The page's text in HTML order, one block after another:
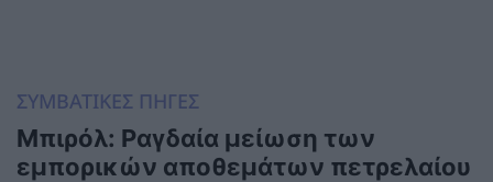
ΣΥΜΒΑΤΙΚΕΣ ΠΗΓΕΣ
Μπιρόλ: Ραγδαία μείωση των
εμπορικών αποθεμάτων πετρελαίου